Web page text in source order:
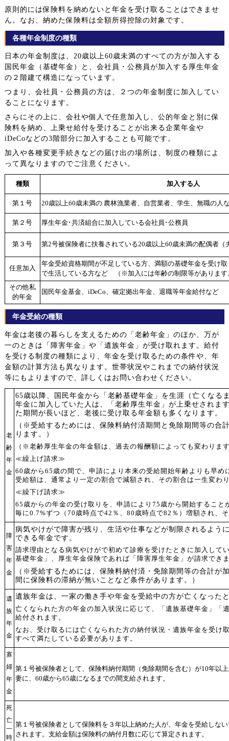
原則的には保険料を納めないと年金を受け取ることはできませ
ん。なお、納めた保険料は全額所得控除の対象です。
各種年金制度の種類
日本の年金制度は、20歳以上60歳未満のすべての方が加入する
国民年金（基礎年金）と、会社員・公務員が加入する厚生年金
の２階建て構造になっています。
つまり、会社員・公務員の方は、２つの年金制度に加入してい
ることになります。
さらにその上に、会社や個人で任意加入し、公的年金と別に保
険料を納め、上乗せ給付を受けることが出来る企業年金や
iDeCoなどの3階部分に加入することも可能です。
加入や各種変更手続きなどの届け出の場所は、制度の種類によ
って異なりますのでご注意ください。
種類 加入する人
第１号 20歳以上60歳未満の 農林漁業者、自営業者、学生、無職の人
第２号 厚生年金･共済組合に加入している会社員･公務員
第３号 第2号被保険者に扶養されている20歳以上60歳未満の配偶者（
任意加入
年金受給資格期間が不足している方、満額の基礎年金を受け
で生活している方など （※加入には年齢の制限等があります
その他私
的年金
国民年金基金、iDeCo、確定拠出年金、退職等年金給付など
年金受給の種類
年金は老後の暮らしを支えるための「老齢年金」のほか、万が
一のときは「障害年金」や「遺族年金」が受け取れます。給付
を受ける制度の種類により、年金を受け取るための条件や、年
金額の計算方法も異なります。世帯状況やこれまでの納付状況
等にもよりますので、詳しくはお問い合わせください。
老
齢
年
金
65歳以降、国民年金から「老齢基礎年金」を生涯（亡くなる
年金に加入していた人は、「老齢厚生年金」が上乗せされま
た期間が長いほど、老後に受け取る年金額も多くなります。
（※受給するためには、保険料納付済期間と免除期間等の合
ります。）
（※老齢厚生年金の年金額は、過去の報酬額によっても変わりま
≪繰上げ請求≫
60歳から65歳の間で、申請により本来の受給開始年齢よりも早
受給額は、通常より一定の割合で減額され、その割合は一生変わ
≪繰下げ請求≫
65歳からの年金の受け取りを、申請により75歳から開始するこ
毎に0.7%ずつ（70歳時点で42％、80歳時点で82％）増額され、
障
害
年
金
病気やけがで障害が残り、生活や仕事などが制限されるよう
できる年金です。
請求理由となる病気やけがで初めて診療を受けたときに加入して
基礎年金」、厚生年金保険であれば「障害厚生年金」が請求でき
（※受給するためには、保険料納付済・免除期間等の合計が
間に保険料の滞納が無いことなど条件があります。）
遺
族
年
金
遺族年金は、一家の働き手や年金を受給中の方が亡くなった
亡くなられた方の年金の加入状況に応じて、「遺族基礎年金」「
給付されます。
なお、受け取るには亡くなられた方の納付状況・遺族年金を受け
すべて満たしている必要があります。
寡
婦
年
金
第１号被保険者として、保険料納付期間（免除期間を含む）が10年以
妻に、60歳から65歳になるまでの間支給されます。
死
亡
一
時
第１号被保険者として保険料を３年以上納めた人が、年金を受給しな
されます。支給金額は保険料の納付月数に応じて算定されます。